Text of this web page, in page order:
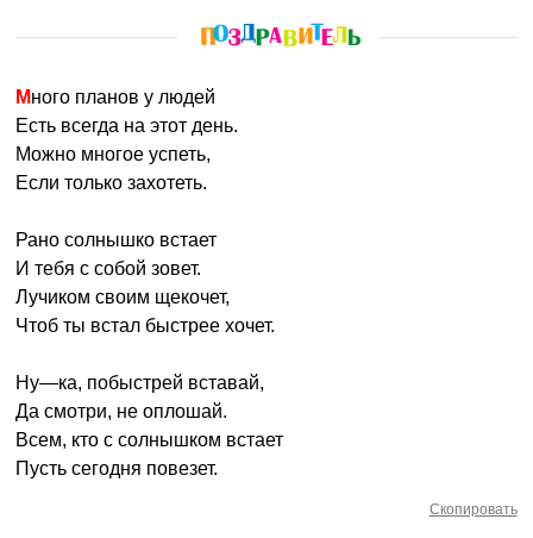
Много планов у людей
Есть всегда на этот день.
Можно многое успеть,
Если только захотеть.
Рано солнышко встает
И тебя с собой зовет.
Лучиком своим щекочет,
Чтоб ты встал быстрее хочет.
Ну—ка, побыстрей вставай,
Да смотри, не оплошай.
Всем, кто с солнышком встает
Пусть сегодня повезет.
Скопировать